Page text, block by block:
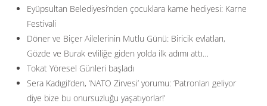
Eyüpsultan Belediyesi’nden çocuklara karne hediyesi: Karne
Festivali
Döner ve Biçer Ailelerinin Mutlu Günü: Biricik evlatları,
Gözde ve Burak evliliğe giden yolda ilk adımı attı…
Tokat Yöresel Günleri başladı
Sera Kadıgil’den, ‘NATO Zirvesi’ yorumu: ‘Patronları geliyor
diye bize bu onursuzluğu yaşatıyorlar!’